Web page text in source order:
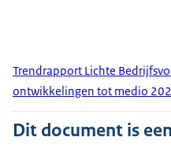
Trendrapport Lichte
ontwikkelingen tot medio
Dit document is